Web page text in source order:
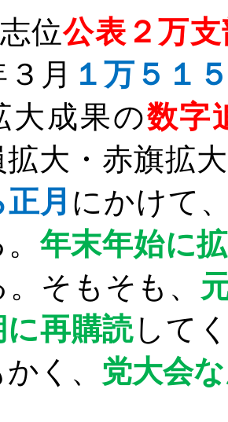
位公表２万
月 １万５１
大成果の数字
拡大・赤旗拡
月 にかけて
年末年始に
そもそも、
に再購読して
く、 党大会